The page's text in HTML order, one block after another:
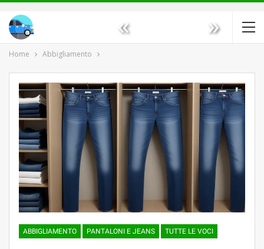
« »
Home Abbigliamento
ABBIGLIAMENTO PANTALONI E JEANS TUTTE LE VOCI